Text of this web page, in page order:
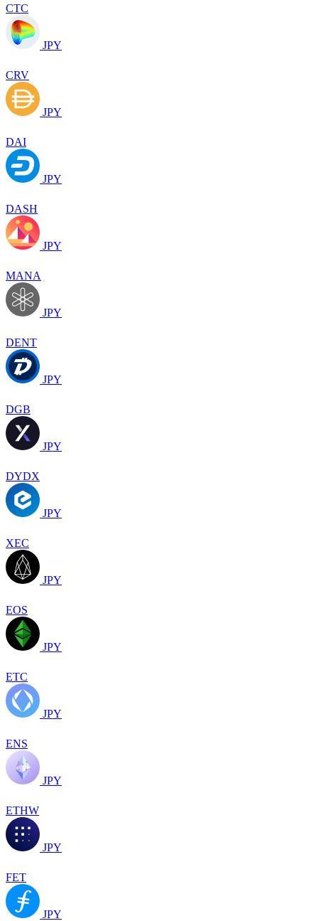
CTC
JPY
CRV
JPY
DAI
JPY
DASH
JPY
MANA
JPY
DENT
JPY
DGB
JPY
DYDX
JPY
XEC
JPY
EOS
JPY
ETC
JPY
ENS
JPY
ETHW
JPY
FET
JPY